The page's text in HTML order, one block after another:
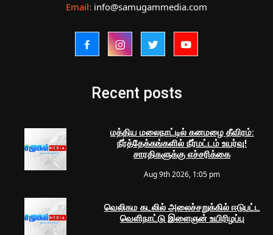
Email: info@samugammedia.com
Recent posts
மத்திய மலைநாட்டில் கனமழை தீவிரம்:
நீர்த்தேக்கங்களில் நீர்மட்டம் உயர்வு!
சாரதிகளுக்கு எச்சரிக்கை
Aug 9th 2026, 1:05 pm
வெலிகம கடலில் அலைச்சறுக்கில் ஈடுபட்ட
வெளிநாட்டு இளைஞன் உயிரிழப்பு